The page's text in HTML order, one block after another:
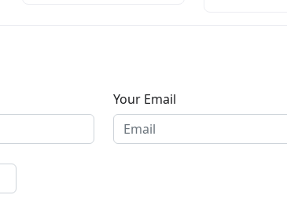
Your Email